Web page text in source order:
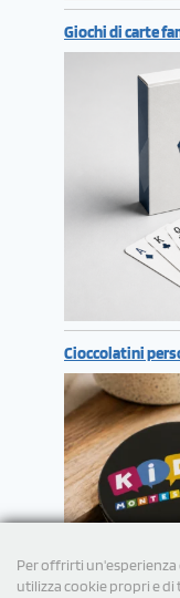
Per offrirti
utilizza cookie propri e
Giochi di carte
Cioccolatini